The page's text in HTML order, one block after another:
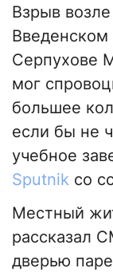
Взрыв
Серпухове
мог
большее
если бы не
учебное
Sputnik со
Местный
рассказал
дверью